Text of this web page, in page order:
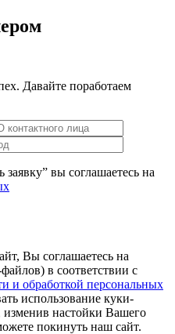
Давайте поработаем
вы соглашаетесь на
Вы соглашаетесь на
в соответствии с
и обработкой персональных
использование куки-
настойки Вашего
покинуть наш сайт.